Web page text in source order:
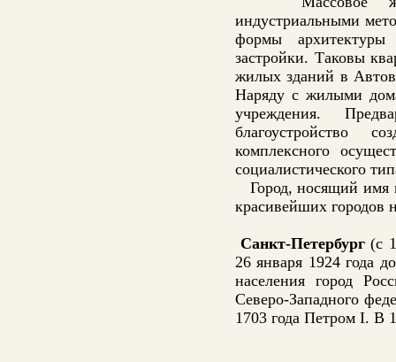
индустриальными
формы архитектуры
застройки. Таковы
жилых зданий в
Наряду с жилыми
учреждения.
благоустройство
комплексного
социалистического
Город, носящий имя
красивейших городов
Санкт-Петербург (с
26 января 1924 года
населения город
Северо-Западного
1703 года Петром I. В